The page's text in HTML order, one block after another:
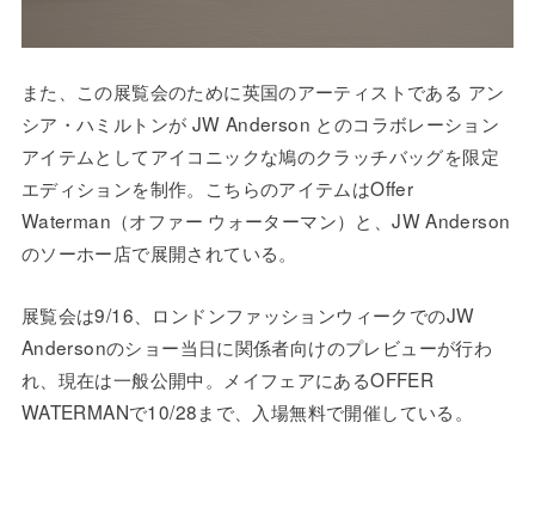
また、この展覧会のために英国のアーティストである アン
シア・ハミルトンが JW Anderson とのコラボレーション
アイテムとしてアイコニックな鳩のクラッチバッグを限定
エディションを制作。こちらのアイテムはOffer
Waterman（オファー ウォーターマン）と、JW Anderson
のソーホー店で展開されている。
展覧会は9/16、ロンドンファッションウィークでのJW
Andersonのショー当日に関係者向けのプレビューが行わ
れ、現在は一般公開中。メイフェアにあるOFFER
WATERMANで10/28まで、入場無料で開催している。